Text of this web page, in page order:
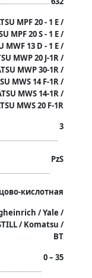
MPF 20 - 1 E /
MPF 20 S - 1 E /
MWF 13 D - 1 E /
MWP 20 J-1R /
MWP 30-1R /
MWS 14 F-1R /
MWS 14-1R /
MWS 20 F-1R
3
PzS
кислотная
/ Yale /
/ Komatsu /
BT
0 – 35